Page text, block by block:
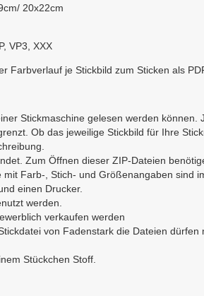
20x22cm
VP3, XXX
Farbverlauf je Stickbild zum Sticken als
Stickmaschine gelesen werden
Ob das jeweilige Stickbild für Ihre
Zum Öffnen dieser ZIP-Dateien
Farb-, Stich- und Größenangaben sind
einen Drucker.
werden.
verkaufen werden
von Fadenstark die Dateien
Stückchen Stoff.